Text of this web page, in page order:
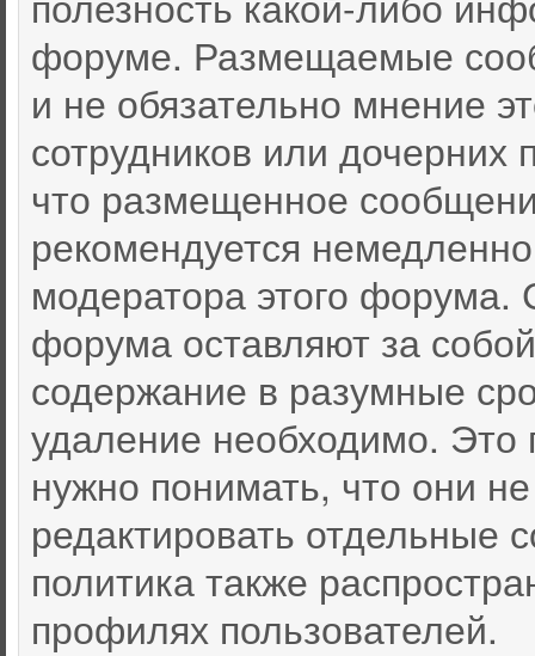
форуме. Размещаемые
и не обязательно мнение
сотрудников или дочерних
что размещенное
рекомендуется
модератора этого форума.
форума оставляют за
содержание в разумные
удаление необходимо. Это
нужно понимать, что они
редактировать отдельные
политика также
профилях пользователей.